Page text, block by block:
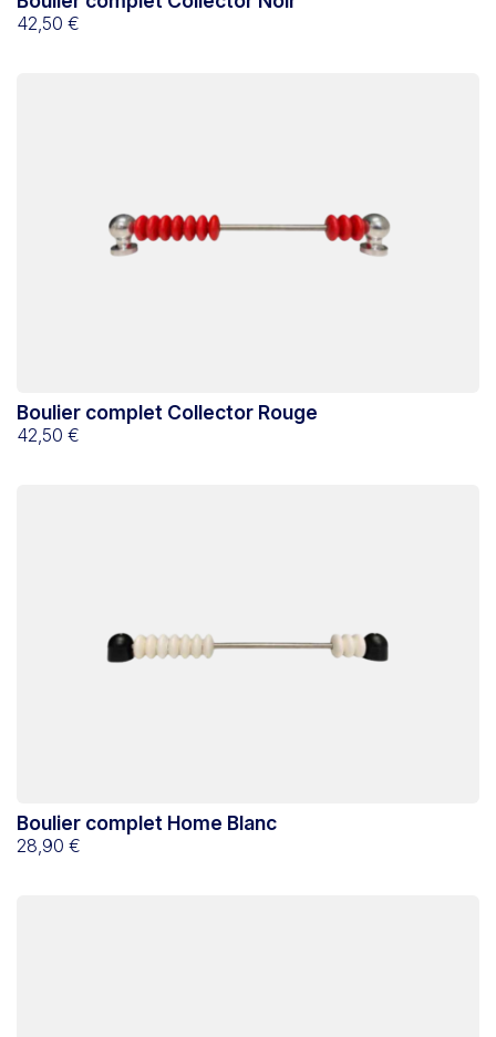
42,50 €
Boulier complet Collector Rouge
42,50 €
Boulier complet Home Blanc
28,90 €